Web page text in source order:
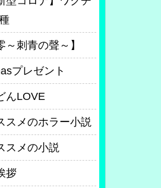
～刺青の聲～】
プレゼント
んLOVE
スメのホラー小説
スメの小説
拶